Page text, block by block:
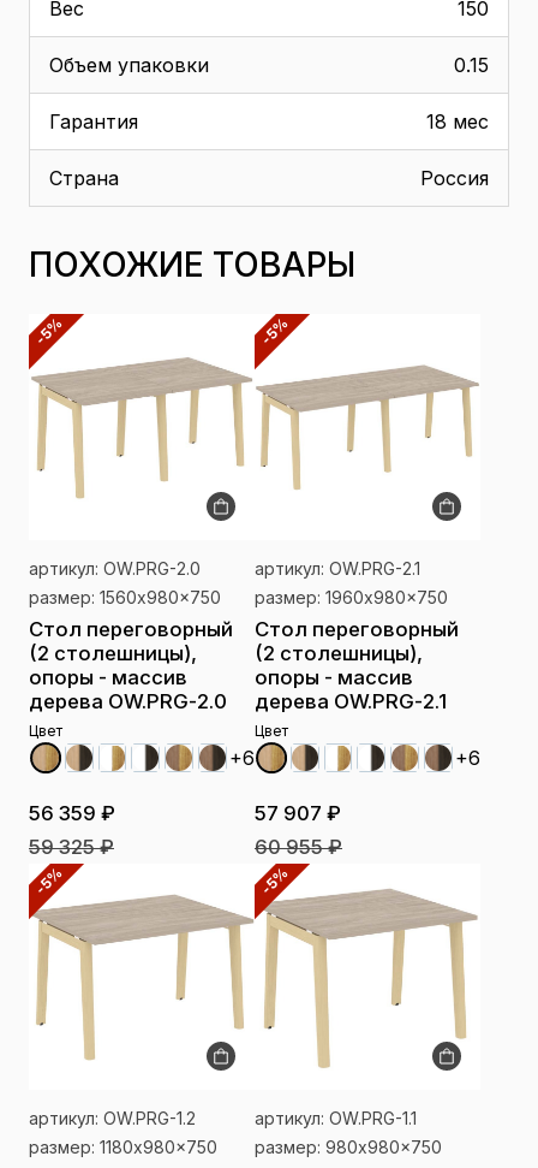
Вес 150
Объем упаковки 0.15
Гарантия 18 мес
Страна Россия
ПОХОЖИЕ ТОВАРЫ
-5%
артикул: OW.PRG-2.0
размер: 1560x980x750
Стол переговорный
(2 столешницы),
опоры - массив
дерева OW.PRG-2.0
Цвет
+6
56 359 ₽
59 325 ₽
-5%
артикул: OW.PRG-2.1
размер: 1960x980x750
Стол переговорный
(2 столешницы),
опоры - массив
дерева OW.PRG-2.1
Цвет
+6
57 907 ₽
60 955 ₽
-5%
артикул: OW.PRG-1.2
размер: 1180x980x750
-5%
артикул: OW.PRG-1.1
размер: 980x980x750